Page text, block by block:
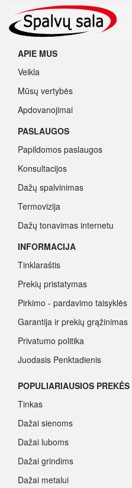
APIE MUS
Veikla
Mūsų vertybės
Apdovanojimai
PASLAUGOS
Papildomos paslaugos
Konsultacijos
Dažų spalvinimas
Termovizija
Dažų tonavimas internetu
INFORMACIJA
Tinklaraštis
Prekių pristatymas
Pirkimo - pardavimo taisyklės
Garantija ir prekių grąžinimas
Privatumo politika
Juodasis Penktadienis
POPULIARIAUSIOS PREKĖS
Tinkas
Dažai sienoms
Dažai luboms
Dažai grindims
Dažai metalui